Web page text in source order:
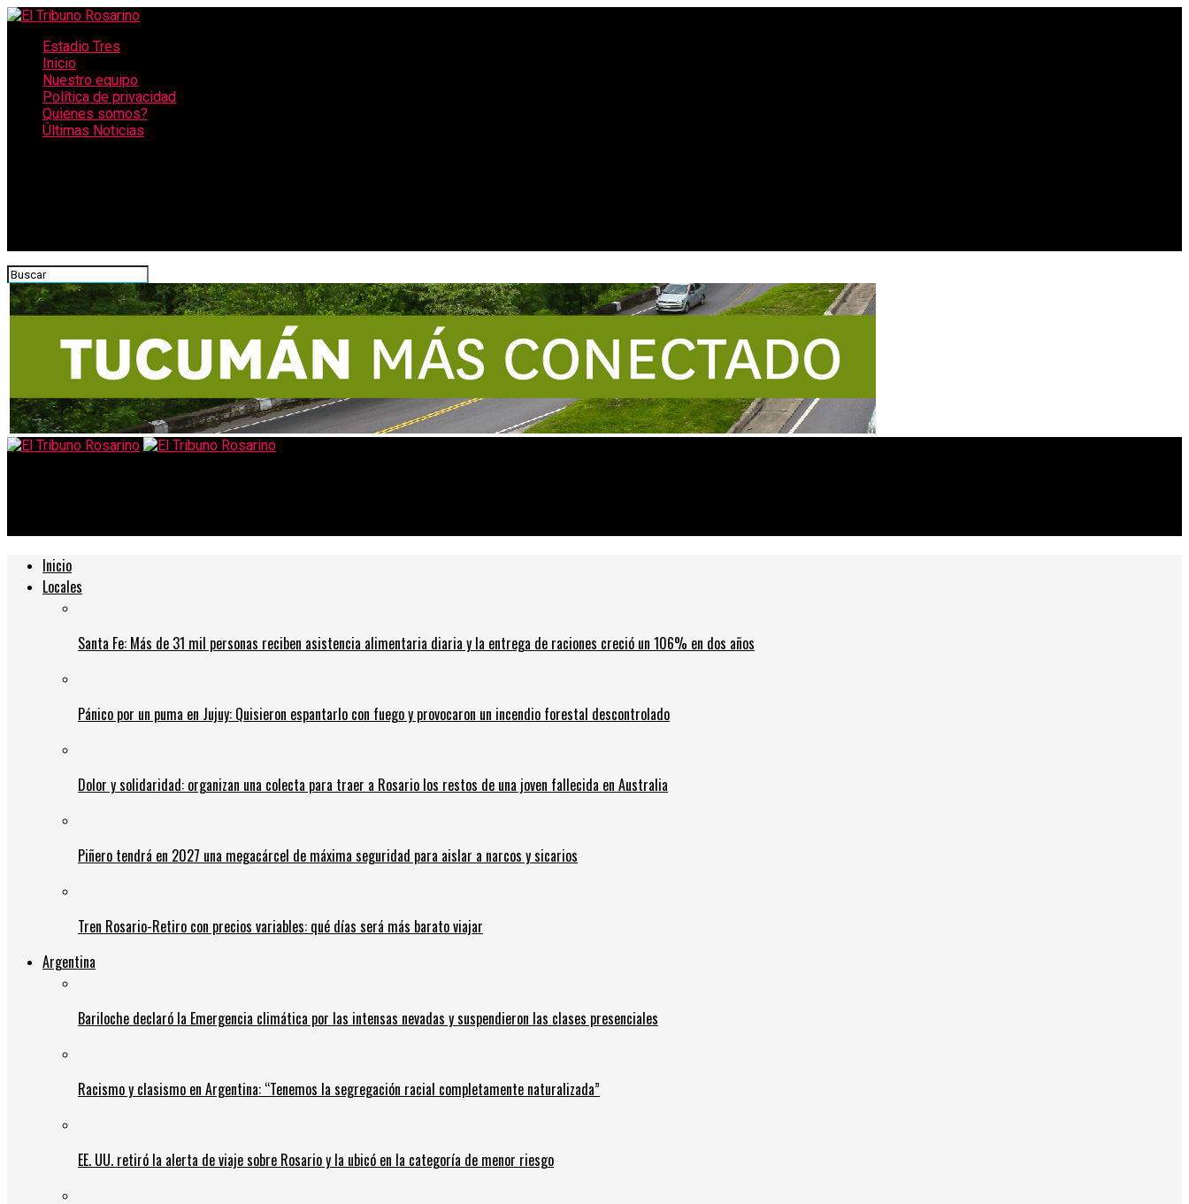
Estadio Tres
Inicio
Nuestro equipo
Política de privacidad
Quienes somos?
Últimas Noticias
Inicio
Locales
Santa Fe: Más de 31 mil personas reciben asistencia alimentaria diaria y la entrega de raciones creció un 106% en dos años
Pánico por un puma en Jujuy: Quisieron espantarlo con fuego y provocaron un incendio forestal descontrolado
Dolor y solidaridad: organizan una colecta para traer a Rosario los restos de una joven fallecida en Australia
Piñero tendrá en 2027 una megacárcel de máxima seguridad para aislar a narcos y sicarios
Tren Rosario-Retiro con precios variables: qué días será más barato viajar
Argentina
Bariloche declaró la Emergencia climática por las intensas nevadas y suspendieron las clases presenciales
Racismo y clasismo en Argentina: “Tenemos la segregación racial completamente naturalizada”
EE. UU. retiró la alerta de viaje sobre Rosario y la ubicó en la categoría de menor riesgo